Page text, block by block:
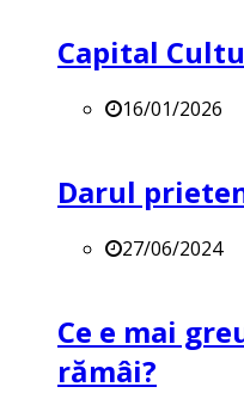
Capital
16/01/2026
Darul
27/06/2024
Ce e mai
rămâi?